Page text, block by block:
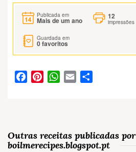
Publicada em
Mais de um ano
12
impressões
Guardada em
0favoritos
FacebookPinterestWhatsApp
Email
Outras receitas publicadas por
boilmerecipes.blogspot.pt